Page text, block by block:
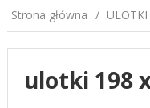
Strona główna ULOTKI
ulotki 198